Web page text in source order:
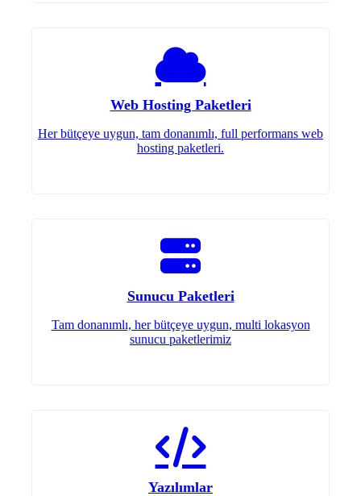
Web Hosting Paketleri
Her bütçeye uygun, tam donanımlı, full performans web
hosting paketleri.
Sunucu Paketleri
Tam donanımlı, her bütçeye uygun, multi lokasyon
sunucu paketlerimiz
Yazılımlar